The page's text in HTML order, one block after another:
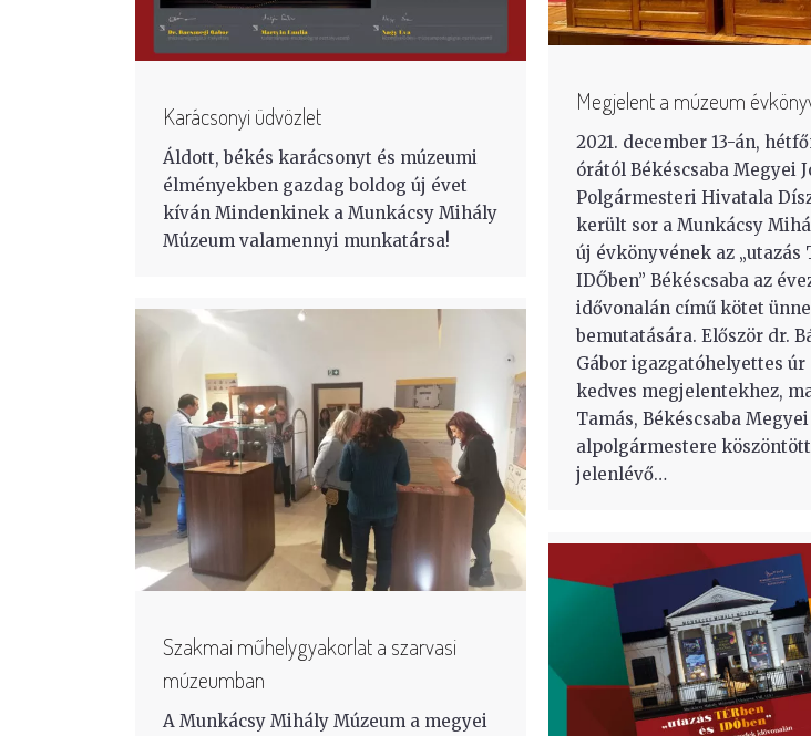
Karácsonyi üdvözlet
Áldott, békés karácsonyt és múzeumi
élményekben gazdag boldog új évet
kíván Mindenkinek a Munkácsy Mihály
Múzeum valamennyi munkatársa!
Megjelent a múzeum
2021. december 13-án,
órától Békéscsaba Megyei
Polgármesteri Hivatala
került sor a Munkácsy
új évkönyvének az „utazás
IDŐben” Békéscsaba az
idővonalán című kötet
bemutatására. Először dr.
Gábor igazgatóhelyettes úr
kedves megjelentekhez,
Tamás, Békéscsaba Megyei
alpolgármestere
jelenlévő…
Szakmai műhelygyakorlat a szarvasi
múzeumban
A Munkácsy Mihály Múzeum a megyei